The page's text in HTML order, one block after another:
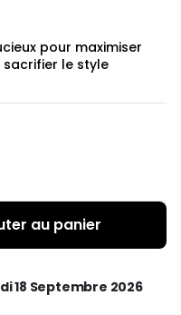
pour maximiser
le style
au panier
18 Septembre 2026